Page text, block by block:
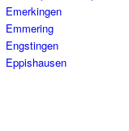
Emerkingen
Emmering
Engstingen
Eppishausen